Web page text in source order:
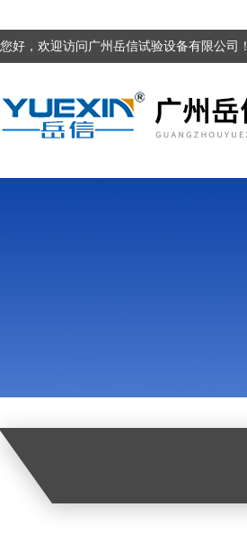
您好，欢迎访问广州岳信试验设备有限公司！